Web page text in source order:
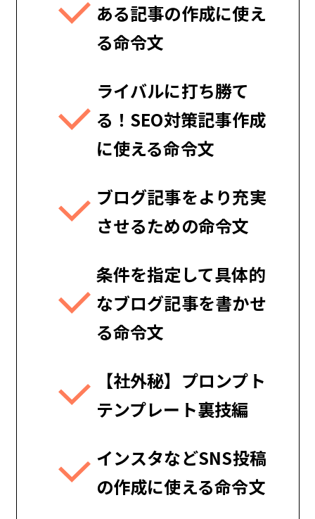
ある記事の作成に使え
る命令文
ライバルに打ち勝て
る！SEO対策記事作成
に使える命令文
ブログ記事をより充実
させるための命令文
条件を指定して具体的
なブログ記事を書かせ
る命令文
【社外秘】プロンプト
テンプレート裏技編
インスタなどSNS投稿
の作成に使える命令文